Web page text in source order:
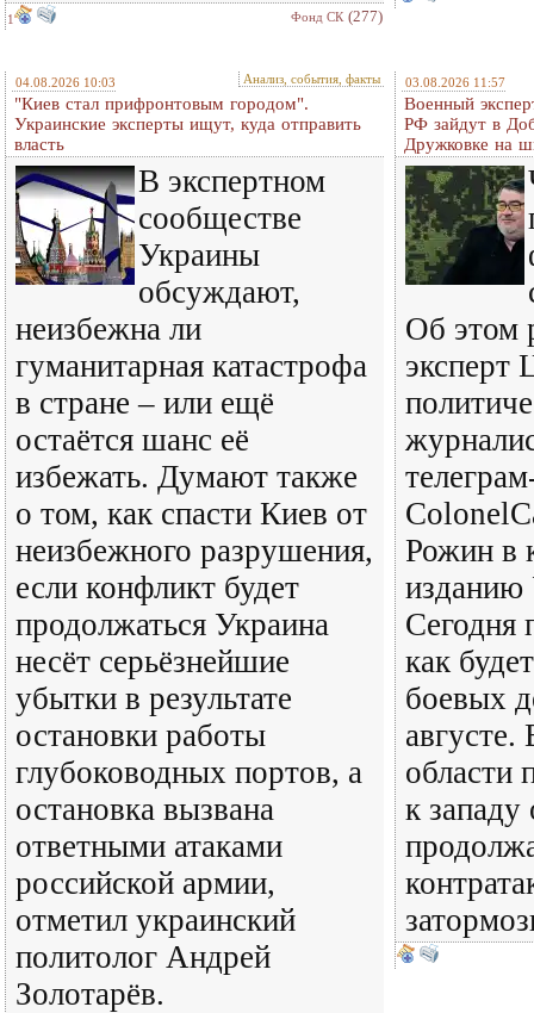
1 Фонд СК (277)
04.08.2026 10:03 Анализ, события, факты
"Киев стал прифронтовым городом".
Украинские эксперты ищут, куда отправить
власть
В экспертном
сообществе
Украины
обсуждают,
неизбежна ли
гуманитарная катастрофа
в стране – или ещё
остаётся шанс её
избежать. Думают также
о том, как спасти Киев от
неизбежного разрушения,
если конфликт будет
продолжаться Украина
несёт серьёзнейшие
убытки в результате
остановки работы
глубоководных портов, а
остановка вызвана
ответными атаками
российской армии,
отметил украинский
политолог Андрей
Золотарёв.
03.08.2026 11:57
Военный
РФ зайдут в
Дружковке на
Об этом
эксперт
Рожин в
изданию
Сегодня
как
боевых
области
к